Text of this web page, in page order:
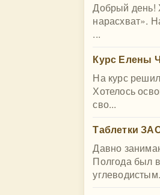
Добрый день!
нарасхват».
...
Курс Елены
На курс
Хотелось
сво...
Таблетки
Давно
Полгода был